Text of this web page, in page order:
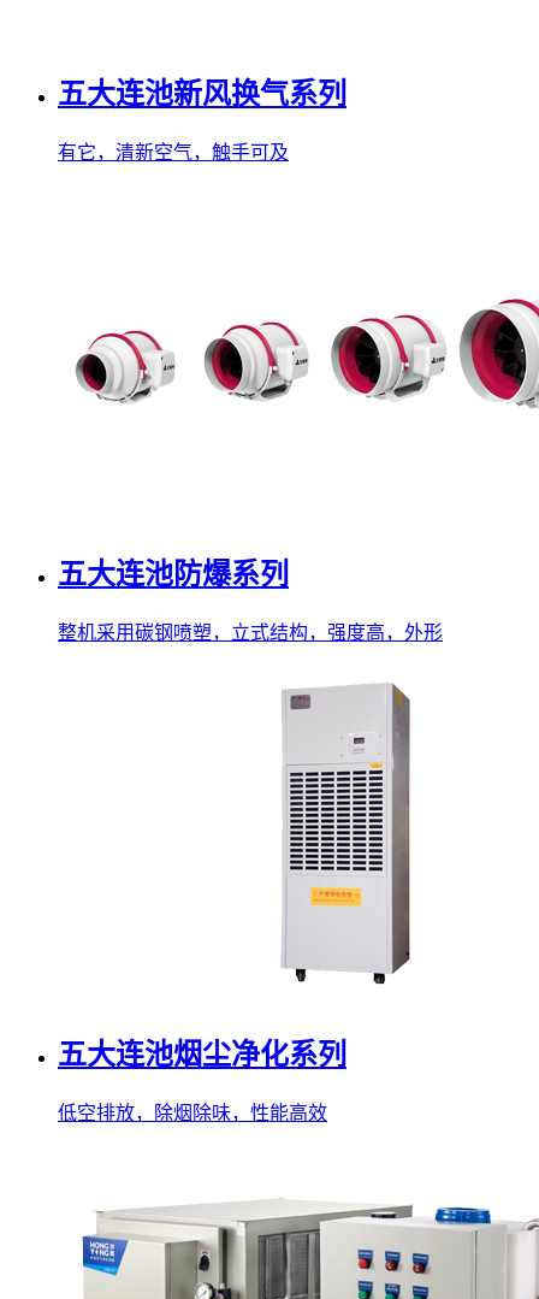
五大连池新风换气系列
有它，清新空气，触手可及
五大连池防爆系列
整机采用碳钢喷塑，立式结构，强度高，外形
五大连池烟尘净化系列
低空排放，除烟除味，性能高效